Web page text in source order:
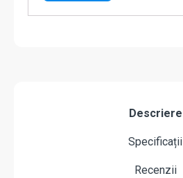
Descriere
Specificații
Recenzii